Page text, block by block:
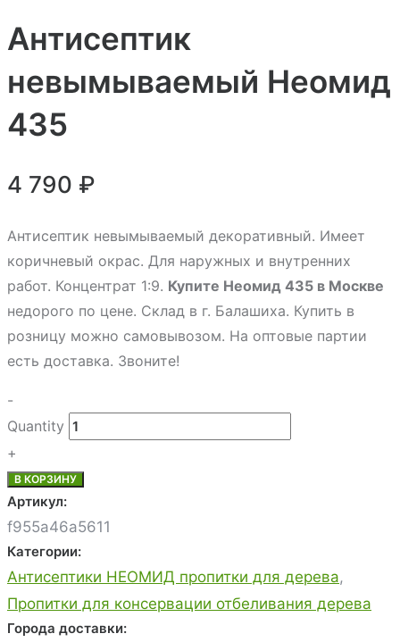
Антисептик
невымываемый Неомид
435
4 790 ₽
Антисептик невымываемый декоративный. Имеет
коричневый окрас. Для наружных и внутренних
работ. Концентрат 1:9. Купите Неомид 435 в Москве
недорого по цене. Склад в г. Балашиха. Купить в
розницу можно самовывозом. На оптовые партии
есть доставка. Звоните!
-
Quantity
+
В КОРЗИНУ
Артикул:
f955a46a5611
Категории:
Антисептики НЕОМИД пропитки для дерева,
Пропитки для консервации отбеливания дерева
Города доставки: